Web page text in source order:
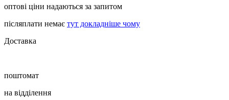
оптові ціни надаються за запитом
післяплати немає тут докладніше чому
Доставка
поштомат
на відділення